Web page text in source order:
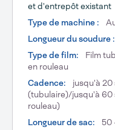
et d'entrepôt existant
Type de machine :
Longueur du soudure :
Type de film:
Film
en rouleau
Cadence:
jusqu'à
(tubulaire)/jusqu'à 60
rouleau)
Longueur de sac:
50